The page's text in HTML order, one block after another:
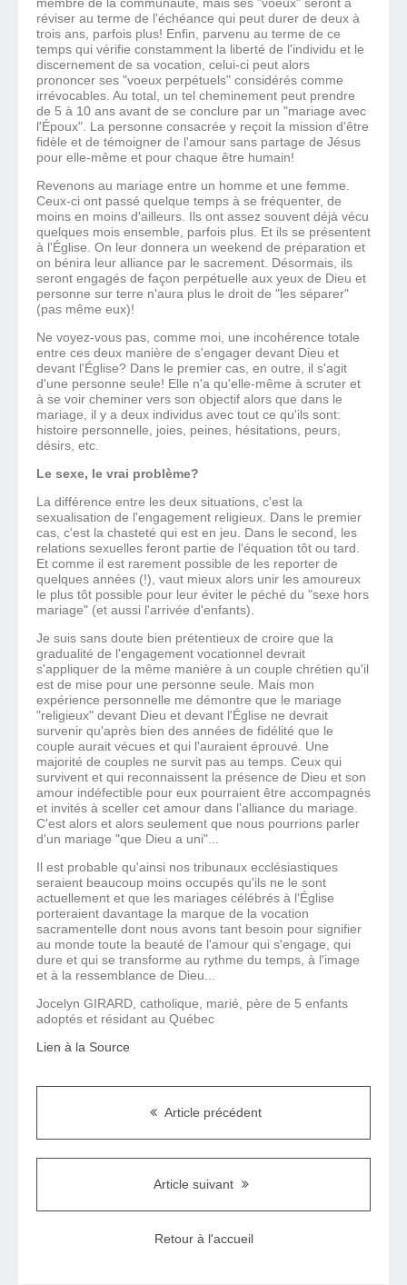
membre de la communauté, mais ses "voeux" seront à
réviser au terme de l'échéance qui peut durer de deux à
trois ans, parfois plus! Enfin, parvenu au terme de ce
temps qui vérifie constamment la liberté de l'individu et le
discernement de sa vocation, celui-ci peut alors
prononcer ses "voeux perpétuels" considérés comme
irrévocables. Au total, un tel cheminement peut prendre
de 5 à 10 ans avant de se conclure par un "mariage avec
l'Époux". La personne consacrée y reçoit la mission d'être
fidèle et de témoigner de l'amour sans partage de Jésus
pour elle-même et pour chaque être humain!
Revenons au mariage entre un homme et une femme.
Ceux-ci ont passé quelque temps à se fréquenter, de
moins en moins d'ailleurs. Ils ont assez souvent déjà vécu
quelques mois ensemble, parfois plus. Et ils se présentent
à l'Église. On leur donnera un weekend de préparation et
on bénira leur alliance par le sacrement. Désormais, ils
seront engagés de façon perpétuelle aux yeux de Dieu et
personne sur terre n'aura plus le droit de "les séparer"
(pas même eux)!
Ne voyez-vous pas, comme moi, une incohérence totale
entre ces deux manière de s'engager devant Dieu et
devant l'Église? Dans le premier cas, en outre, il s'agit
d'une personne seule! Elle n'a qu'elle-même à scruter et
à se voir cheminer vers son objectif alors que dans le
mariage, il y a deux individus avec tout ce qu'ils sont:
histoire personnelle, joies, peines, hésitations, peurs,
désirs, etc.
Le sexe, le vrai problème?
La différence entre les deux situations, c'est la
sexualisation de l'engagement religieux. Dans le premier
cas, c'est la chasteté qui est en jeu. Dans le second, les
relations sexuelles feront partie de l'équation tôt ou tard.
Et comme il est rarement possible de les reporter de
quelques années (!), vaut mieux alors unir les amoureux
le plus tôt possible pour leur éviter le péché du "sexe hors
mariage" (et aussi l'arrivée d'enfants).
Je suis sans doute bien prétentieux de croire que la
gradualité de l'engagement vocationnel devrait
s'appliquer de la même manière à un couple chrétien qu'il
est de mise pour une personne seule. Mais mon
expérience personnelle me démontre que le mariage
"religieux" devant Dieu et devant l'Église ne devrait
survenir qu'après bien des années de fidélité que le
couple aurait vécues et qui l'auraient éprouvé. Une
majorité de couples ne survit pas au temps. Ceux qui
survivent et qui reconnaissent la présence de Dieu et son
amour indéfectible pour eux pourraient être accompagnés
et invités à sceller cet amour dans l'alliance du mariage.
C'est alors et alors seulement que nous pourrions parler
d'un mariage "que Dieu a uni"...
Il est probable qu'ainsi nos tribunaux ecclésiastiques
seraient beaucoup moins occupés qu'ils ne le sont
actuellement et que les mariages célébrés à l'Église
porteraient davantage la marque de la vocation
sacramentelle dont nous avons tant besoin pour signifier
au monde toute la beauté de l'amour qui s'engage, qui
dure et qui se transforme au rythme du temps, à l'image
et à la ressemblance de Dieu...
Jocelyn GIRARD, catholique, marié, père de 5 enfants
adoptés et résidant au Québec
Lien à la Source
Article précédent
Article suivant
Retour à l'accueil